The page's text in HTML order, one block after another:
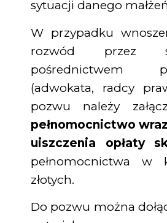
sytuacji danego
W przypadku
rozwód przez
pośrednictwem
(adwokata, radcy
pozwu należy
pełnomocnictwo
uiszczenia opłaty
pełnomocnictwa w
złotych.
Do pozwu można